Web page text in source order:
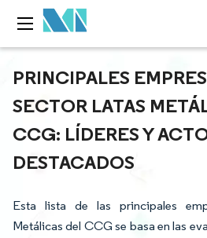
PRINCIPALES
SECTOR LATAS
CCG: LÍDERES Y
DESTACADOS
Esta lista de las principales
Metálicas del CCG se basa en las